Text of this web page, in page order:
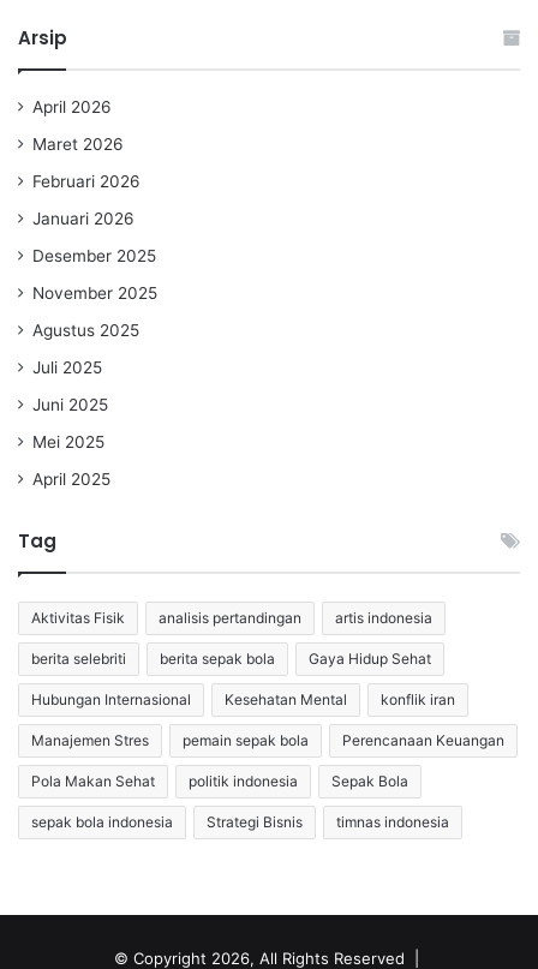
Arsip
April 2026
Maret 2026
Februari 2026
Januari 2026
Desember 2025
November 2025
Agustus 2025
Juli 2025
Juni 2025
Mei 2025
April 2025
Tag
Aktivitas Fisik analisis pertandingan artis indonesia
berita selebriti berita sepak bola Gaya Hidup Sehat
Hubungan Internasional Kesehatan Mental konflik iran
Manajemen Stres pemain sepak bola Perencanaan Keuangan
Pola Makan Sehat politik indonesia Sepak Bola
sepak bola indonesia Strategi Bisnis timnas indonesia
© Copyright 2026, All Rights Reserved |